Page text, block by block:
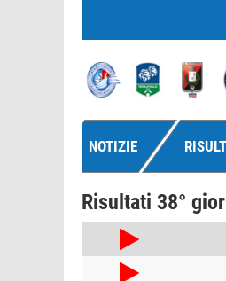
NOTIZIE
Risultati 38°